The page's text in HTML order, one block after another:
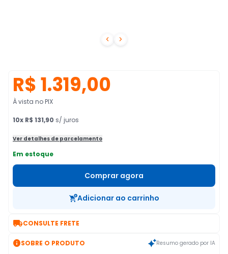
 
R$ 1.319,00
À vista no PIX
10x R$ 131,90 s/ juros
Ver detalhes de parcelamento
Em estoque
Comprar agora
Adicionar ao carrinho
CONSULTE FRETE
SOBRE O PRODUTO Resumo gerado por IA